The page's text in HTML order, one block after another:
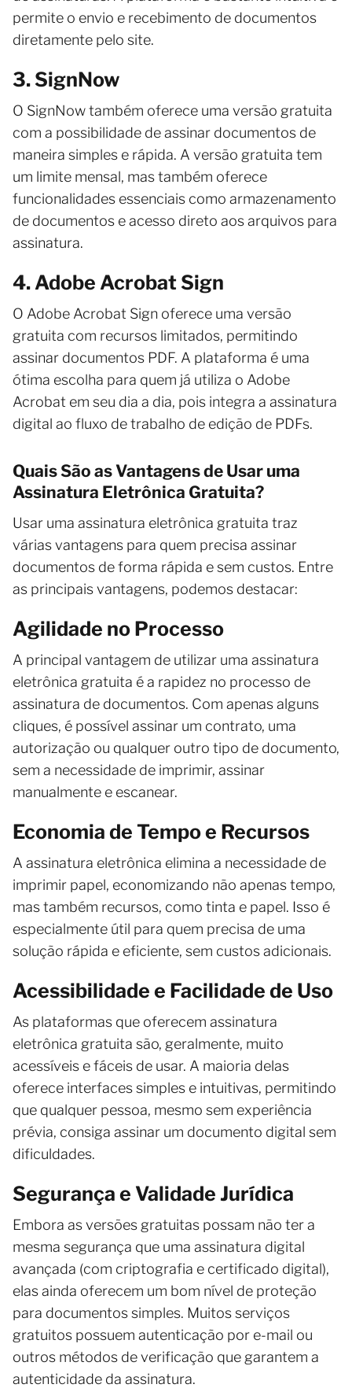
permite o envio e recebimento de documentos
diretamente pelo site.
3. SignNow
O SignNow também oferece uma versão gratuita
com a possibilidade de assinar documentos de
maneira simples e rápida. A versão gratuita tem
um limite mensal, mas também oferece
funcionalidades essenciais como armazenamento
de documentos e acesso direto aos arquivos para
assinatura.
4. Adobe Acrobat Sign
O Adobe Acrobat Sign oferece uma versão
gratuita com recursos limitados, permitindo
assinar documentos PDF. A plataforma é uma
ótima escolha para quem já utiliza o Adobe
Acrobat em seu dia a dia, pois integra a assinatura
digital ao fluxo de trabalho de edição de PDFs.
Quais São as Vantagens de Usar uma
Assinatura Eletrônica Gratuita?
Usar uma assinatura eletrônica gratuita traz
várias vantagens para quem precisa assinar
documentos de forma rápida e sem custos. Entre
as principais vantagens, podemos destacar:
Agilidade no Processo
A principal vantagem de utilizar uma assinatura
eletrônica gratuita é a rapidez no processo de
assinatura de documentos. Com apenas alguns
cliques, é possível assinar um contrato, uma
autorização ou qualquer outro tipo de documento,
sem a necessidade de imprimir, assinar
manualmente e escanear.
Economia de Tempo e Recursos
A assinatura eletrônica elimina a necessidade de
imprimir papel, economizando não apenas tempo,
mas também recursos, como tinta e papel. Isso é
especialmente útil para quem precisa de uma
solução rápida e eficiente, sem custos adicionais.
Acessibilidade e Facilidade de Uso
As plataformas que oferecem assinatura
eletrônica gratuita são, geralmente, muito
acessíveis e fáceis de usar. A maioria delas
oferece interfaces simples e intuitivas, permitindo
que qualquer pessoa, mesmo sem experiência
prévia, consiga assinar um documento digital sem
dificuldades.
Segurança e Validade Jurídica
Embora as versões gratuitas possam não ter a
mesma segurança que uma assinatura digital
avançada (com criptografia e certificado digital),
elas ainda oferecem um bom nível de proteção
para documentos simples. Muitos serviços
gratuitos possuem autenticação por e-mail ou
outros métodos de verificação que garantem a
autenticidade da assinatura.